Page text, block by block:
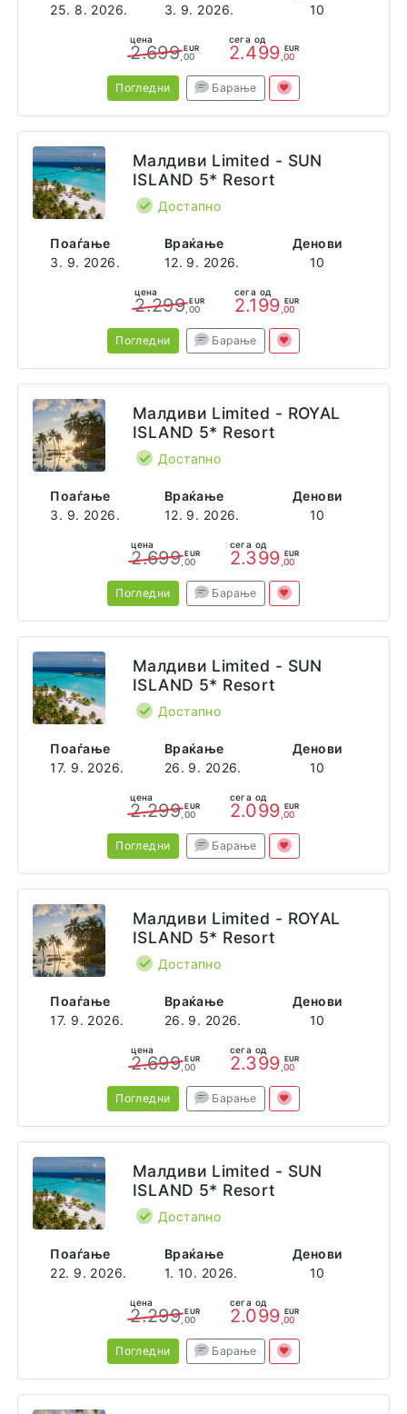
25. 8. 2026.
3. 9. 2026.
10
цена
2.699 EUR
,00
сега од
2.499 EUR
,00
Погледни Барање
Поаѓање
3. 9. 2026.
Враќање
12. 9. 2026.
Денови
10
Малдиви Limited - SUN
ISLAND 5* Resort
Достапно
цена
2.299 EUR
,00
сега од
2.199 EUR
,00
Погледни Барање
Поаѓање
3. 9. 2026.
Враќање
12. 9. 2026.
Денови
10
Малдиви Limited - ROYAL
ISLAND 5* Resort
Достапно
цена
2.699 EUR
,00
сега од
2.399 EUR
,00
Погледни Барање
Поаѓање
17. 9. 2026.
Враќање
26. 9. 2026.
Денови
10
Малдиви Limited - SUN
ISLAND 5* Resort
Достапно
цена
2.299 EUR
,00
сега од
2.099 EUR
,00
Погледни Барање
Поаѓање
17. 9. 2026.
Враќање
26. 9. 2026.
Денови
10
Малдиви Limited - ROYAL
ISLAND 5* Resort
Достапно
цена
2.699 EUR
,00
сега од
2.399 EUR
,00
Погледни Барање
Поаѓање
22. 9. 2026.
Враќање
1. 10. 2026.
Денови
10
Малдиви Limited - SUN
ISLAND 5* Resort
Достапно
цена
2.299 EUR
,00
сега од
2.099 EUR
,00
Погледни Барање